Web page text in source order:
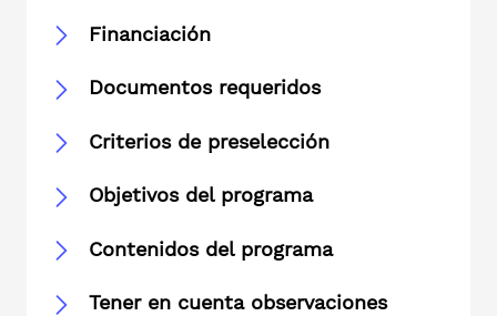
Financiación
Documentos requeridos
Criterios de preselección
Objetivos del programa
Contenidos del programa
Tener en cuenta observaciones